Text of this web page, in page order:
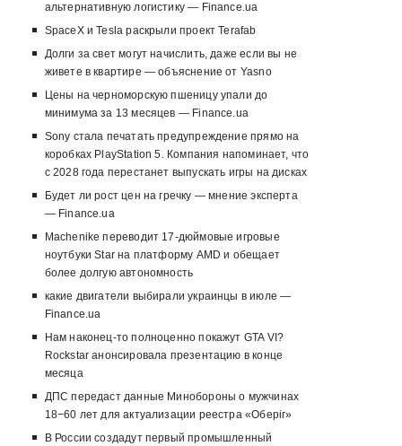
альтернативную логистику — Finance.ua
SpaceX и Tesla раскрыли проект Terafab
Долги за свет могут начислить, даже если вы не
живете в квартире — объяснение от Yasno
Цены на черноморскую пшеницу упали до
минимума за 13 месяцев — Finance.ua
Sony стала печатать предупреждение прямо на
коробках PlayStation 5. Компания напоминает, что
с 2028 года перестанет выпускать игры на дисках
Будет ли рост цен на гречку — мнение эксперта
— Finance.ua
Machenike переводит 17-дюймовые игровые
ноутбуки Star на платформу AMD и обещает
более долгую автономность
какие двигатели выбирали украинцы в июле —
Finance.ua
Нам наконец-то полноценно покажут GTA VI?
Rockstar анонсировала презентацию в конце
месяца
ДПС передаст данные Минобороны о мужчинах
18−60 лет для актуализации реестра «Оберіг»
В России создадут первый промышленный